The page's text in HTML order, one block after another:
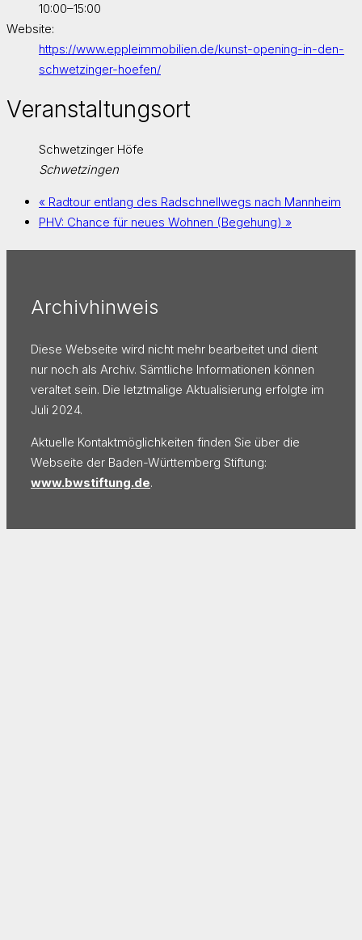
10:00–15:00
Website:
https://www.eppleimmobilien.de/kunst-opening-in-den-
schwetzinger-hoefen/
Veranstaltungsort
Schwetzinger Höfe
Schwetzingen
« Radtour entlang des Radschnellwegs nach Mannheim
PHV: Chance für neues Wohnen (Begehung) »
Archivhinweis
Diese Webseite wird nicht mehr bearbeitet und dient
nur noch als Archiv. Sämtliche Informationen können
veraltet sein. Die letztmalige Aktualisierung erfolgte im
Juli 2024.
Aktuelle Kontaktmöglichkeiten finden Sie über die
Webseite der Baden-Württemberg Stiftung:
www.bwstiftung.de.